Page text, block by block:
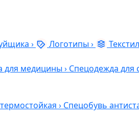
› Логотипы ›
для медицины › Спецодежда для
› Спецобувь